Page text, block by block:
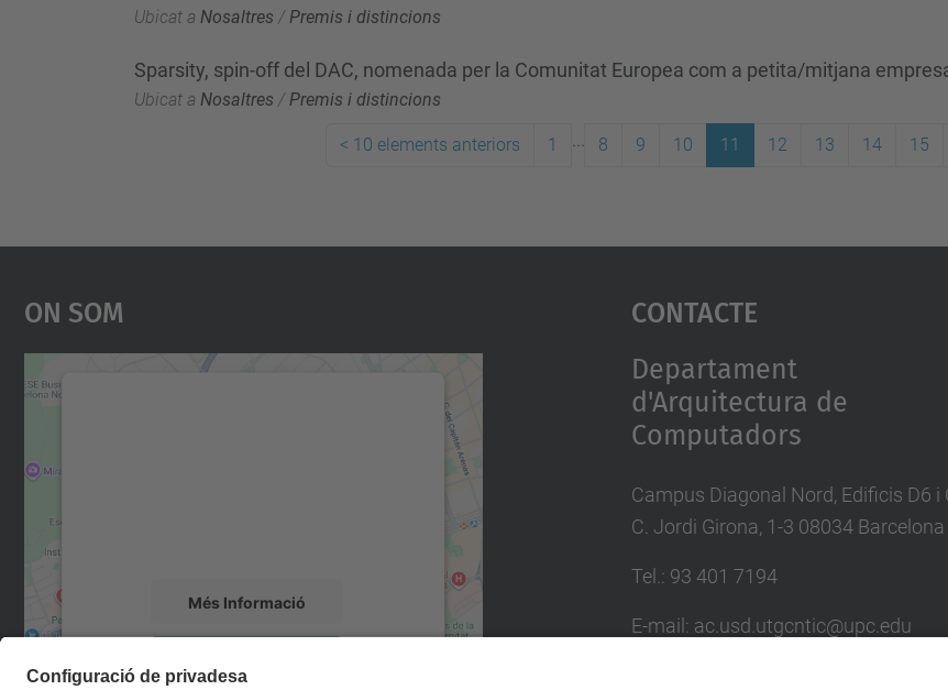
Ubicat a Nosaltres / Premis i distincions
Sparsity, spin-off del DAC, nomenada per la Comunitat Europea com a petita/mitjana
Ubicat a Nosaltres /Premis i distincions
< 10 elements anteriors 1 8 9 10 11 12 13 14 15
On Som
Més Informació
Contacte
Departament
d'Arquitectura de
Computadors
Campus Diagonal Nord, Edificis D6 i
C. Jordi Girona, 1-3 08034 Barcelona
Tel.: 93 401 7194
E-mail: ac.usd.utgcntic@upc.edu